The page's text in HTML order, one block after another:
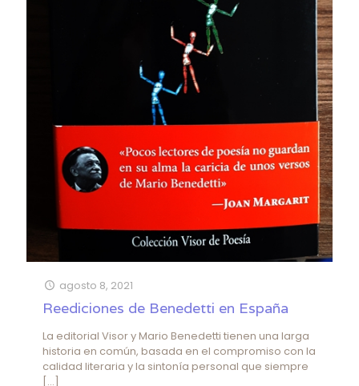
agosto 8, 2021
Reediciones de Benedetti en España
La editorial Visor y Mario Benedetti tienen una larga
historia en común, basada en el compromiso con la
calidad literaria y la sintonía personal que siempre
[…]